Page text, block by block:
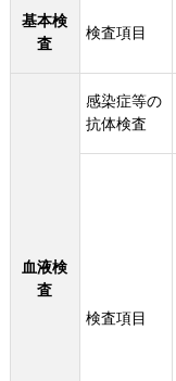
基本検
査
検査項目
血液検
査
感染症等の
抗体検査
検査項目